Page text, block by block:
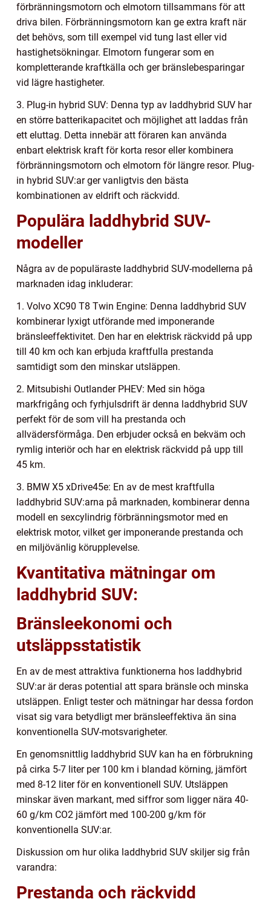
förbränningsmotorn och elmotorn tillsammans för att
driva bilen. Förbränningsmotorn kan ge extra kraft när
det behövs, som till exempel vid tung last eller vid
hastighetsökningar. Elmotorn fungerar som en
kompletterande kraftkälla och ger bränslebesparingar
vid lägre hastigheter.
3. Plug-in hybrid SUV: Denna typ av laddhybrid SUV har
en större batterikapacitet och möjlighet att laddas från
ett eluttag. Detta innebär att föraren kan använda
enbart elektrisk kraft för korta resor eller kombinera
förbränningsmotorn och elmotorn för längre resor. Plug-
in hybrid SUV:ar ger vanligtvis den bästa
kombinationen av eldrift och räckvidd.
Populära laddhybrid SUV-
modeller
Några av de populäraste laddhybrid SUV-modellerna på
marknaden idag inkluderar:
1. Volvo XC90 T8 Twin Engine: Denna laddhybrid SUV
kombinerar lyxigt utförande med imponerande
bränsleeffektivitet. Den har en elektrisk räckvidd på upp
till 40 km och kan erbjuda kraftfulla prestanda
samtidigt som den minskar utsläppen.
2. Mitsubishi Outlander PHEV: Med sin höga
markfrigång och fyrhjulsdrift är denna laddhybrid SUV
perfekt för de som vill ha prestanda och
allvädersförmåga. Den erbjuder också en bekväm och
rymlig interiör och har en elektrisk räckvidd på upp till
45 km.
3. BMW X5 xDrive45e: En av de mest kraftfulla
laddhybrid SUV:arna på marknaden, kombinerar denna
modell en sexcylindrig förbränningsmotor med en
elektrisk motor, vilket ger imponerande prestanda och
en miljövänlig körupplevelse.
Kvantitativa mätningar om
laddhybrid SUV:
Bränsleekonomi och
utsläppsstatistik
En av de mest attraktiva funktionerna hos laddhybrid
SUV:ar är deras potential att spara bränsle och minska
utsläppen. Enligt tester och mätningar har dessa fordon
visat sig vara betydligt mer bränsleeffektiva än sina
konventionella SUV-motsvarigheter.
En genomsnittlig laddhybrid SUV kan ha en förbrukning
på cirka 5-7 liter per 100 km i blandad körning, jämfört
med 8-12 liter för en konventionell SUV. Utsläppen
minskar även markant, med siffror som ligger nära 40-
60 g/km CO2 jämfört med 100-200 g/km för
konventionella SUV:ar.
Diskussion om hur olika laddhybrid SUV skiljer sig från
varandra:
Prestanda och räckvidd